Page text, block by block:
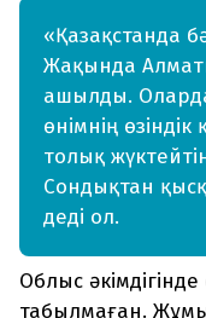
«Қазақстанда
Жақында
ашылды.
өнімнің
толық
Сондықтан
деді ол.
Облыс
табылмаған.